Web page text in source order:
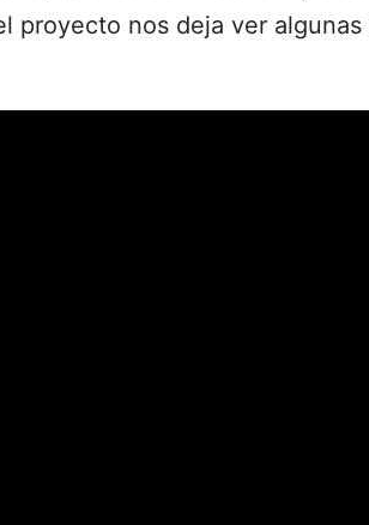
proyecto nos deja ver algunas